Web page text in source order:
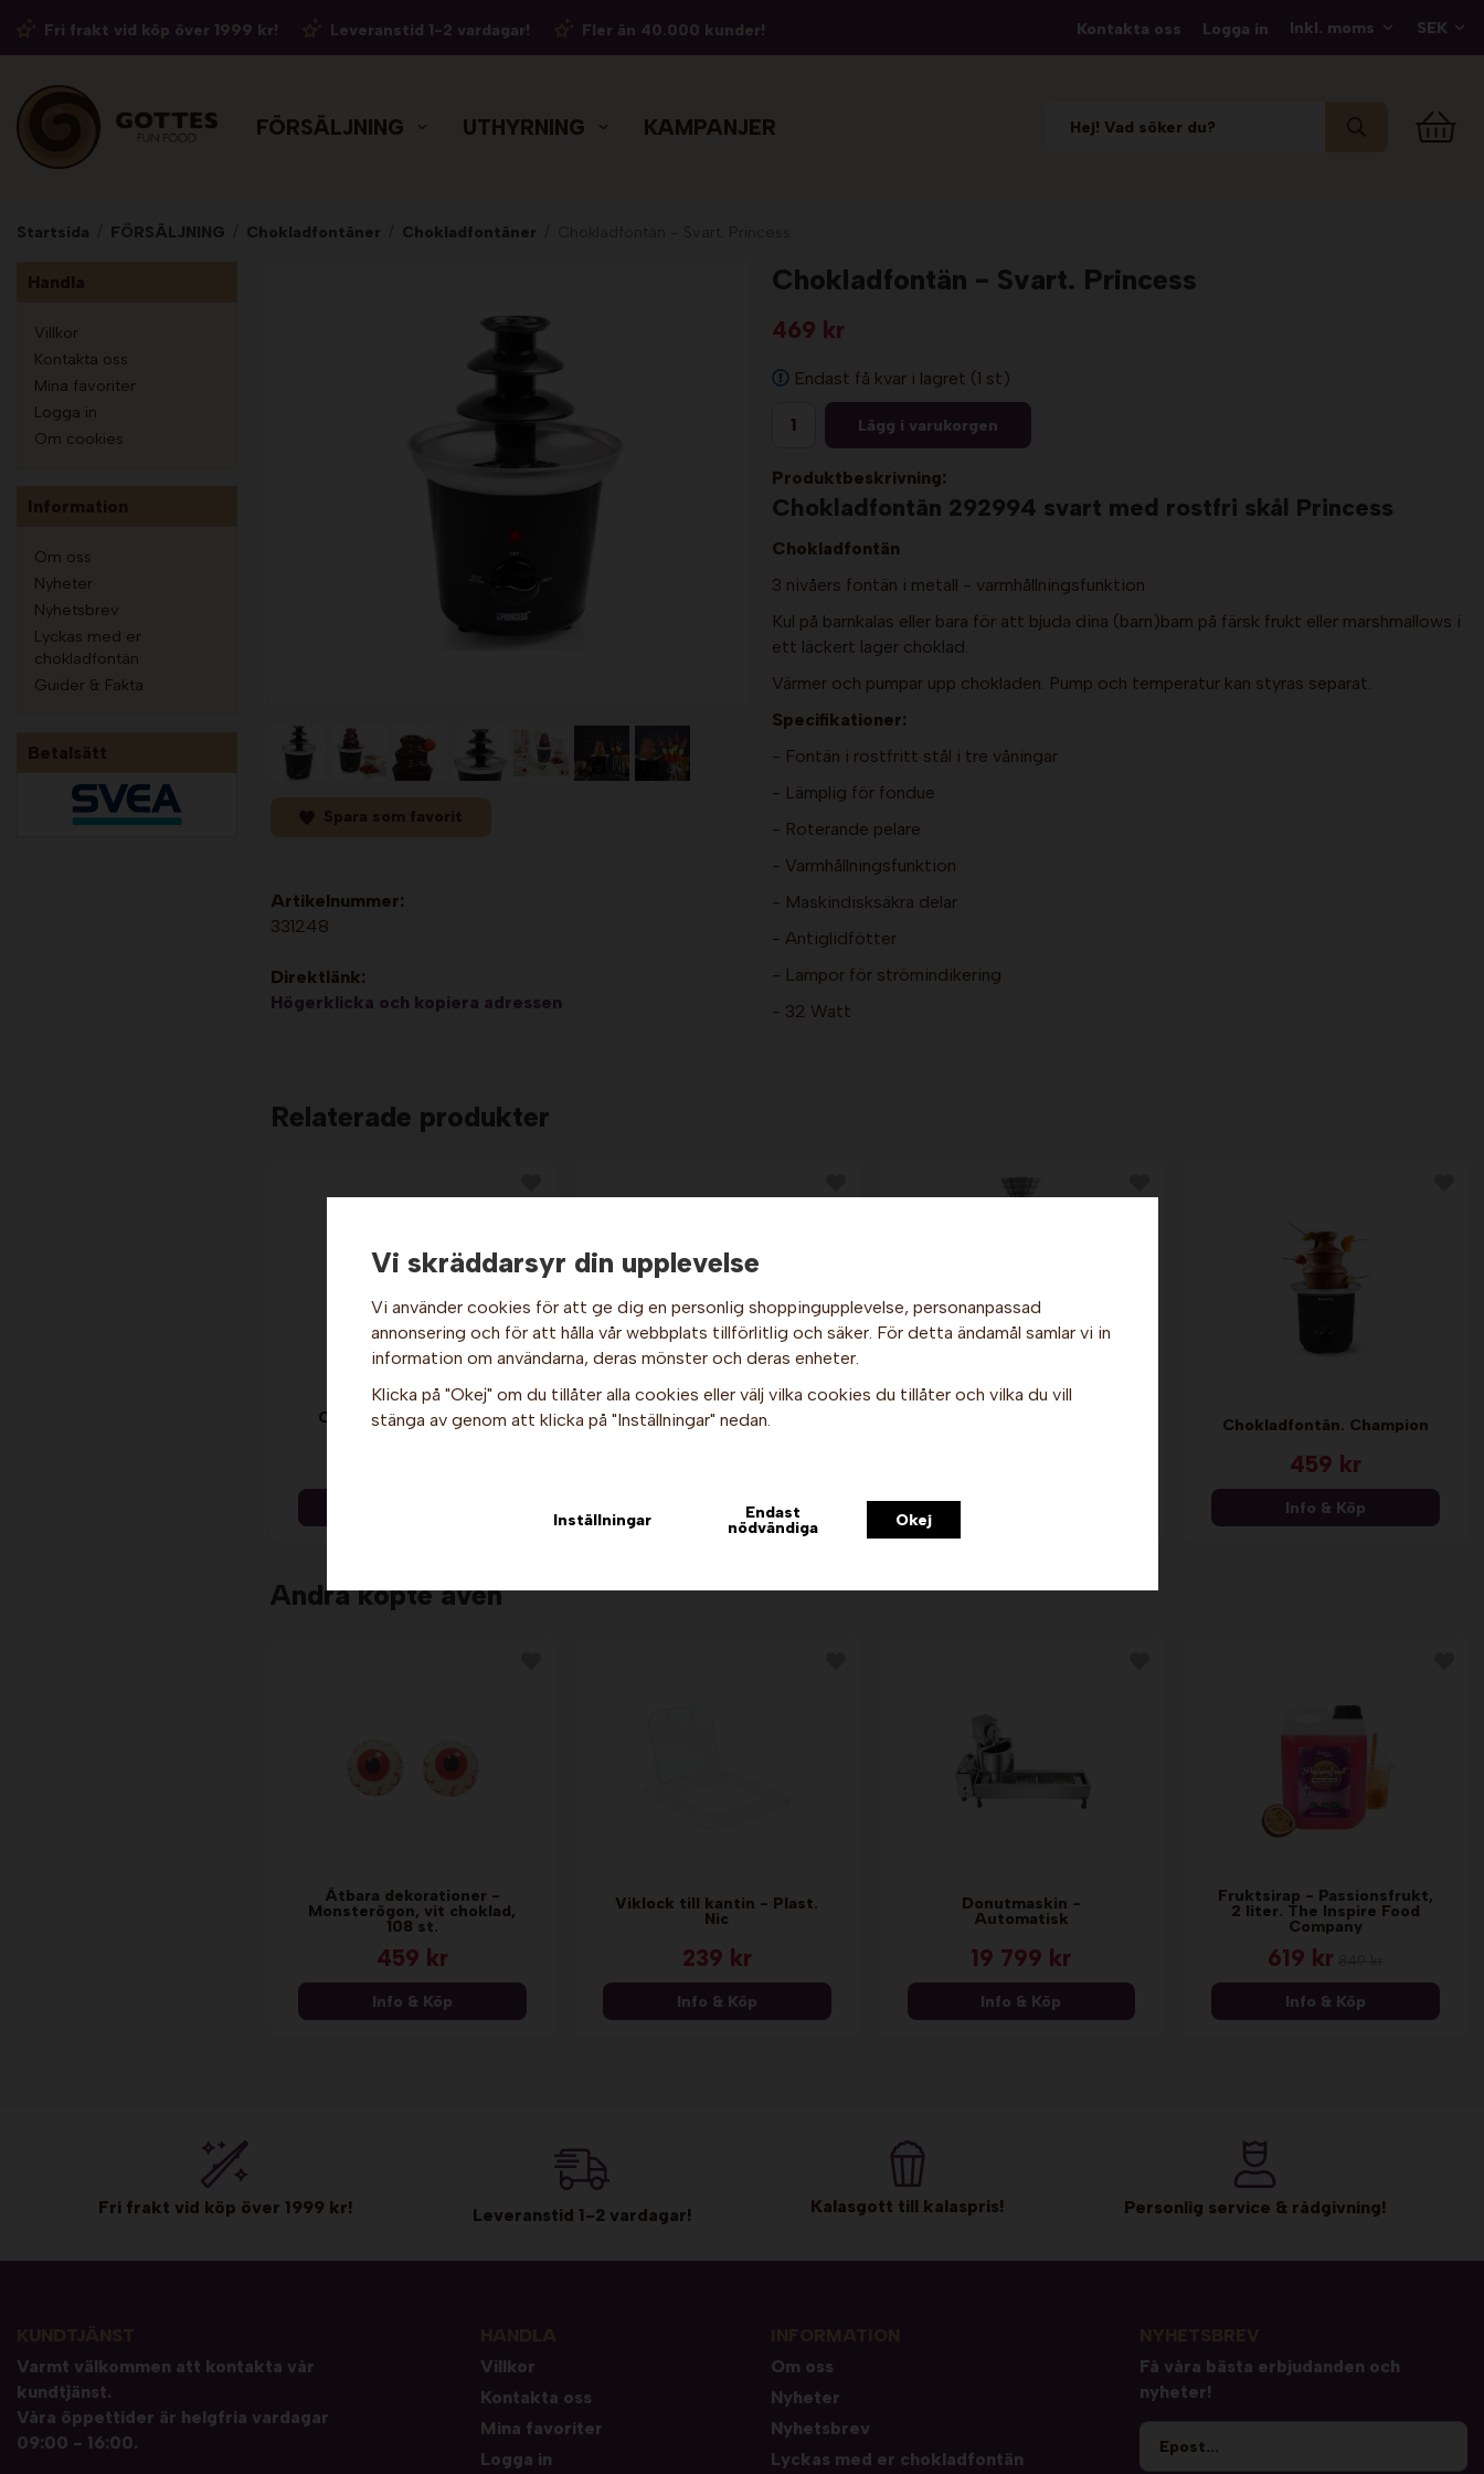
Hej och välkommen till Gottes!
företag (exkl. moms) för hur våra priser ska visas.
Fri frakt vid köp över 1999 kr! Leveranstid 1-2 vardagar! Fler än 40.000 kunder! Kontakta oss Logga in
FÖRSÄLJNING UTHYRNING KAMPANJER
Startsida FÖRSÄLJNING Chokladfontäner Chokladfontäner
Handla
Villkor
Kontakta oss
Mina favoriter
Logga in
Om cookies
Information
Om oss
Nyheter
Nyhetsbrev
Lyckas med er
chokladfontän
Guider & Fakta
Betalsätt
Chokladfontän - Svart. Princess
469 kr
Endast få kvar i lagret (1 st)
Lägg i varukorgen
Produktbeskrivning:
Chokladfontän 292994 svart med rostfri skål Princess
Chokladfontän
3 nivåers fontän i metall - varmhållningsfunktion
Kul på barnkalas eller bara för att bjuda dina (barn)barn på färsk frukt eller marshmallows i
ett läckert lager choklad.
Värmer och pumpar upp chokladen. Pump och temperatur kan styras separat.
Specifikationer:
- Fontän i rostfritt stål i tre våningar
- Lämplig för fondue
- Roterande pelare
- Varmhållningsfunktion
- Maskindisksäkra delar
- Antiglidfötter
- Lampor för strömindikering
- 32 Watt
Spara som favorit
Artikelnummer:
331248
Direktlänk:
Högerklicka och kopiera adressen
Relaterade produkter
Chokladfontän - Aztec.
Sephra
Chokladfontän XL -
Princess
Info & Köp
Chokladfontän. Champion
459 kr
Info & Köp
Andra köpte även
Ätbara dekorationer -
Monsterögon, vit choklad,
108 st.
459 kr
Info & Köp
Viklock till kantin - Plast.
Nic
239 kr
Info & Köp
Donutmaskin -
Automatisk
19 799 kr
Info & Köp
Fruktsirap - Passionsfrukt,
2 liter. The Inspire Food
Company
619 kr
Info & Köp
Fri frakt vid köp över 1999 kr! Leveranstid 1-2 vardagar! Kalasgott till kalaspris! Personlig service & rådgivning!
Varmt välkommen att kontakta vår
kundtjänst.
Våra öppettider är helgfria vardagar
09:00 - 16:00.
Villkor
Kontakta oss
Mina favoriter
Logga in
Om oss
Nyheter
Nyhetsbrev
Lyckas med er chokladfontän
Få våra bästa erbjudanden och
nyheter!
Vi skräddarsyr din upplevelse
Vi använder cookies för att ge dig en personlig shoppingupplevelse, personanpassad
annonsering och för att hålla vår webbplats tillförlitlig och säker. För detta ändamål samlar vi in
information om användarna, deras mönster och deras enheter.
Klicka på "Okej" om du tillåter alla cookies eller välj vilka cookies du tillåter och vilka du vill
stänga av genom att klicka på "Inställningar" nedan.
Inställningar Endast
nödvändiga Okej